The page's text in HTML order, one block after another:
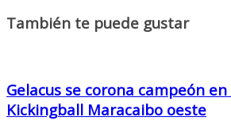
También te puede gustar
Gelacus se corona campeón
Kickingball Maracaibo oeste